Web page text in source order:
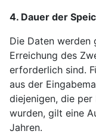
4. Dauer der
Die Daten werden
Erreichung des
erforderlich sind.
aus der
diejenigen, die
wurden, gilt eine
Jahren.